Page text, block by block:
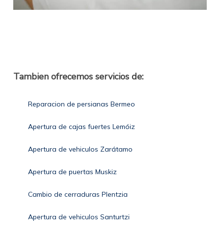
Tambien ofrecemos servicios de:
Reparacion de persianas Bermeo
Apertura de cajas fuertes Lemóiz
Apertura de vehiculos Zarátamo
Apertura de puertas Muskiz
Cambio de cerraduras Plentzia
Apertura de vehiculos Santurtzi